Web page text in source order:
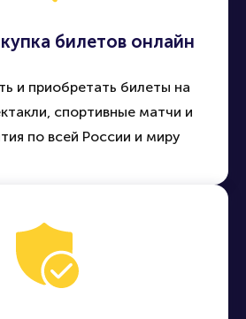
билетов онлайн
и приобретать билеты на
спортивные матчи и
по всей России и миру